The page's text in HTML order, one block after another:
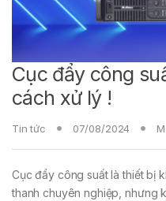
Cục đẩy công
cách xử lý !
Tin tức 07/08/2024
Cục đẩy công suất là thiết bị
thanh chuyên nghiệp, nhưng